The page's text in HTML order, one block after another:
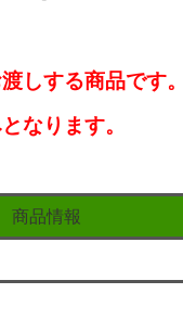
しする商品です。
なります。
商品情報